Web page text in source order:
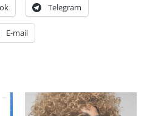
Telegram
E-mail